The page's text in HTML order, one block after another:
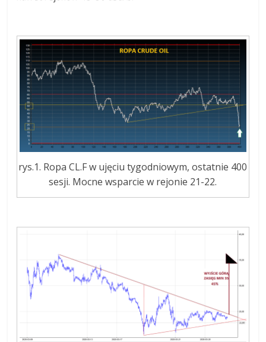
rys.1. Ropa CL.F w ujęciu tygodniowym, ostatnie 400
sesji. Mocne wsparcie w rejonie 21-22.